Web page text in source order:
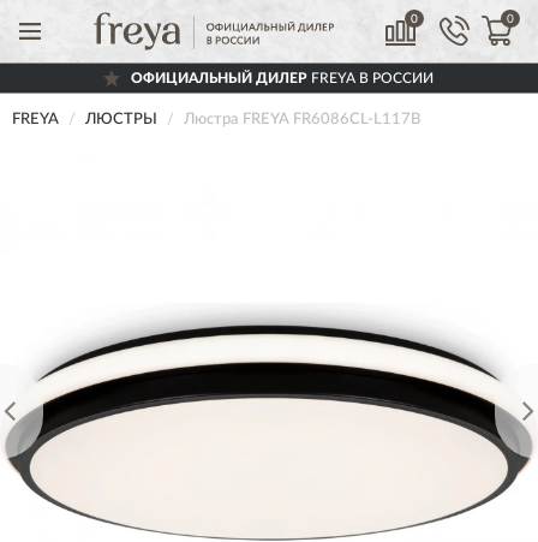
0 0
ОФИЦИАЛЬНЫЙ ДИЛЕРFREYA В РОССИИ
FREYA ЛЮСТРЫ Люстра FREYA FR6086CL-L117B